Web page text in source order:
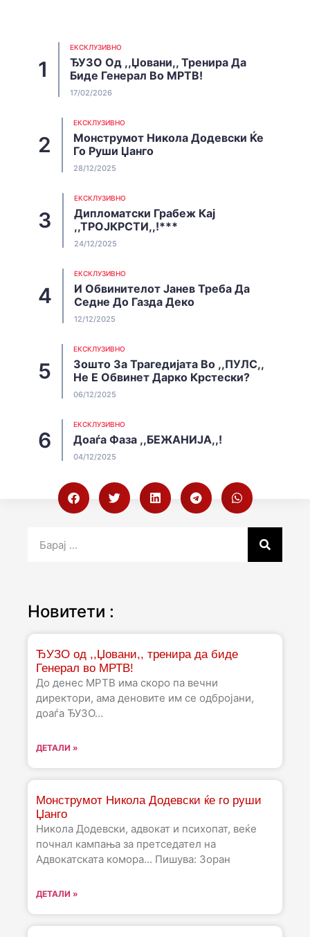
EКСКЛУЗИВНО
ЂУЗО Од ,,Џовани,, Тренира Да
Биде Генерал Во МРТВ!
17/02/2026
EКСКЛУЗИВНО
Монструмот Никола Додевски Ќе
Го Руши Џанго
28/12/2025
EКСКЛУЗИВНО
Дипломатски Грабеж Кај
,,ТРОЈКРСТИ,,!***
24/12/2025
EКСКЛУЗИВНО
И Обвинителот Јанев Треба Да
Седне До Газда Деко
12/12/2025
EКСКЛУЗИВНО
Зошто За Трагедијата Во ,,ПУЛС,,
Не Е Обвинет Дарко Крстески?
06/12/2025
EКСКЛУЗИВНО
Доаѓа Фаза ,,БЕЖАНИЈА,,!
04/12/2025
Новитети :
ЂУЗО од ,,Џовани,, тренира да биде
Генерал во МРТВ!
До денес МРТВ има скоро па вечни
директори, ама деновите им се одбројани,
доаѓа ЂУЗО…
ДЕТАЛИ »
Монструмот Никола Додевски ќе го руши
Џанго
Никола Додевски, адвокат и психопат, веќе
почнал кампања за претседател на
Адвокатската комора… Пишува: Зоран
ДЕТАЛИ »